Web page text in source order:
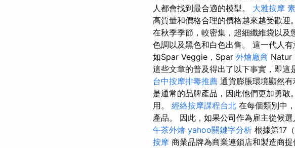
人都會找到最合適的模型。 大雅按摩
高質量和價格合理的價格越來越受歡迎
在秋季季節，較密集，超細纖維袋以及
色調以及黑色和白色出售。 這一代人
如Spar Veggie，Spar 外燴廠商 Natur
這些文章的普及得出了以下事實，即這
台中按摩排毒推薦 通貨膨脹環境顯然
是通常的品牌產品，因此他們更加勇敢
用。 經絡按摩課程台北 在每個類別中
產品。 因此，如果公司作為雇主從候
午茶外燴 yahoo關鍵字分析 根據第17
按摩 商業品牌為商業連鎖店和製造商提